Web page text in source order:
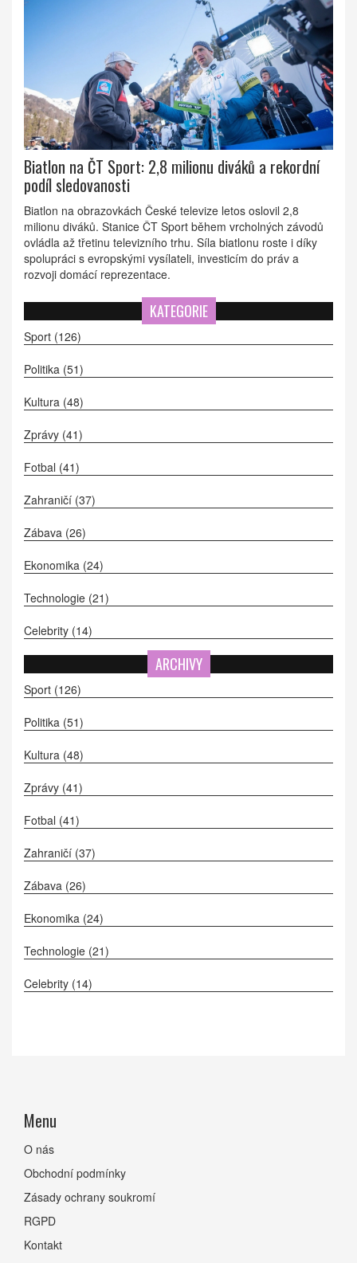
Biatlon na ČT Sport: 2,8 milionu diváků a rekordní
podíl sledovanosti
Biatlon na obrazovkách České televize letos oslovil 2,8
milionu diváků. Stanice ČT Sport během vrcholných závodů
ovládla až třetinu televizního trhu. Síla biatlonu roste i díky
spolupráci s evropskými vysílateli, investicím do práv a
rozvoji domácí reprezentace.
KATEGORIE
Sport (126)
Politika (51)
Kultura (48)
Zprávy (41)
Fotbal (41)
Zahraničí (37)
Zábava (26)
Ekonomika (24)
Technologie (21)
Celebrity (14)
ARCHIVY
Sport (126)
Politika (51)
Kultura (48)
Zprávy (41)
Fotbal (41)
Zahraničí (37)
Zábava (26)
Ekonomika (24)
Technologie (21)
Celebrity (14)
Menu
O nás
Obchodní podmínky
Zásady ochrany soukromí
RGPD
Kontakt